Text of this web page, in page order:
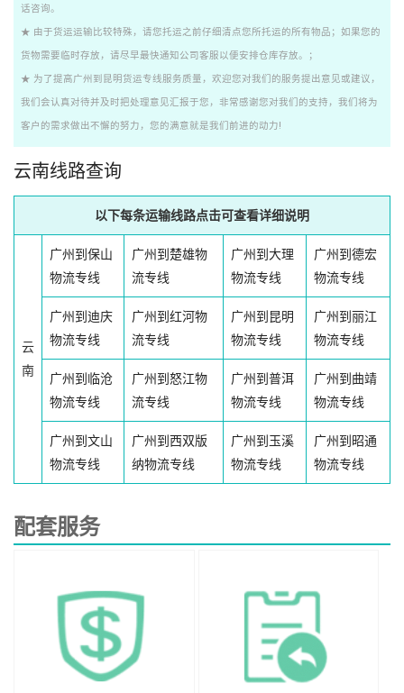
话咨询。
★ 由于货运运输比较特殊，请您托运之前仔细清点您所托运的所有物品；如果您的
货物需要临时存放，请尽早最快通知公司客服以便安排仓库存放。；
★ 为了提高广州到昆明货运专线服务质量，欢迎您对我们的服务提出意见或建议，
我们会认真对待并及时把处理意见汇报于您，非常感谢您对我们的支持，我们将为
客户的需求做出不懈的努力，您的满意就是我们前进的动力!
云南线路查询
以下每条运输线路点击可查看详细说明
云
南
广州到保山
物流专线
广州到楚雄物
流专线
广州到大理
物流专线
广州到德宏
物流专线
广州到迪庆
物流专线
广州到红河物
流专线
广州到昆明
物流专线
广州到丽江
物流专线
广州到临沧
物流专线
广州到怒江物
流专线
广州到普洱
物流专线
广州到曲靖
物流专线
广州到文山
物流专线
广州到西双版
纳物流专线
广州到玉溪
物流专线
广州到昭通
物流专线
配套服务